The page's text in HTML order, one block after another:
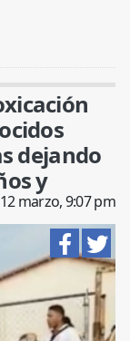
dejando
y
12 marzo, 9:07 pm